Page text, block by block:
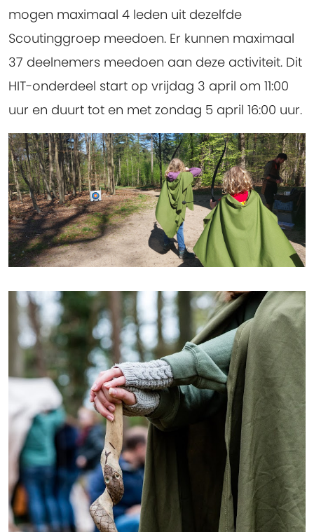
mogen maximaal 4 leden uit dezelfde
Scoutinggroep meedoen. Er kunnen maximaal
37 deelnemers meedoen aan deze activiteit. Dit
HIT-onderdeel start op vrijdag 3 april om 11:00
uur en duurt tot en met zondag 5 april 16:00 uur.